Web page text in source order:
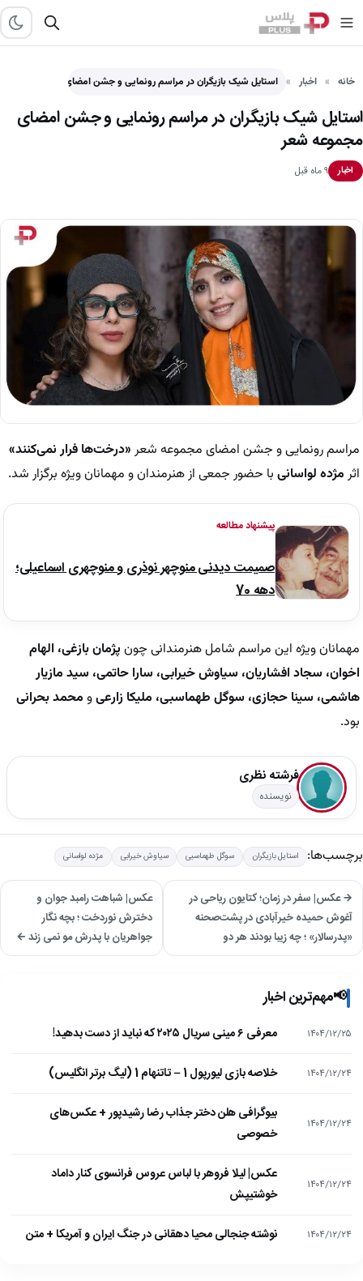
خانه اخبار استایل شیک بازیگران در مراسم رونمایی و جشن امضای مجموعه…
استایل شیک بازیگران در مراسم رونمایی و جشن امضای
مجموعه شعر
اخبار ۹ ماه قبل
مراسم رونمایی و جشن امضای مجموعه شعر «درخت‌ها فرار نمی‌کنند»
اثر مژده لواسانی با حضور جمعی از هنرمندان و مهمانان ویژه برگزار شد.
پیشنهاد مطالعه
صمیمت دیدنی منوچهر نوذری و منوچهری اسماعیلی؛
دهه 70
مهمانان ویژه این مراسم شامل هنرمندانی چون پژمان بازغی، الهام
اخوان، سجاد افشاریان، سیاوش خیرابی، سارا حاتمی، سید مازیار
هاشمی، سینا حجازی، سوگل طهماسبی، ملیکا زارعیو محمد بحرانی
بود.
فرشته نظری
نویسنده
برچسب‌ها: استایل بازیگران سوگل طهماسبی سیاوش خیرابی مژده لواسانی
→ عکس| سفر در زمان؛ کتایون ریاحی در
آغوش حمیده خیرآبادی در پشت‌صحنه
«پدرسالار» ؛ چه زیبا بودند هر دو
عکس| شباهت‌ رامبد جوان و
دخترش نوردخت ؛ بچه نگار
جواهریان با پدرش مو نمی زند ←
📢مهم‌ترین اخبار
۱۴۰۴/۱۲/۲۵ معرفی ۶ مینی سریال ۲۰۲۵ که نباید از دست بدهید!
۱۴۰۴/۱۲/۲۴ خلاصه بازی لیورپول 1 – تاتنهام 1 (لیگ برتر انگلیس)
۱۴۰۴/۱۲/۲۴
بیوگرافی هلن دختر جذاب رضا رشیدپور + عکس‌های
خصوصی
۱۴۰۴/۱۲/۲۴
عکس| لیلا فروهر با لباس عروس فرانسوی کنار داماد
خوشتیپش
۱۴۰۴/۱۲/۲۴ نوشته جنجالی محیا دهقانی در جنگ ایران و آمریکا + متن